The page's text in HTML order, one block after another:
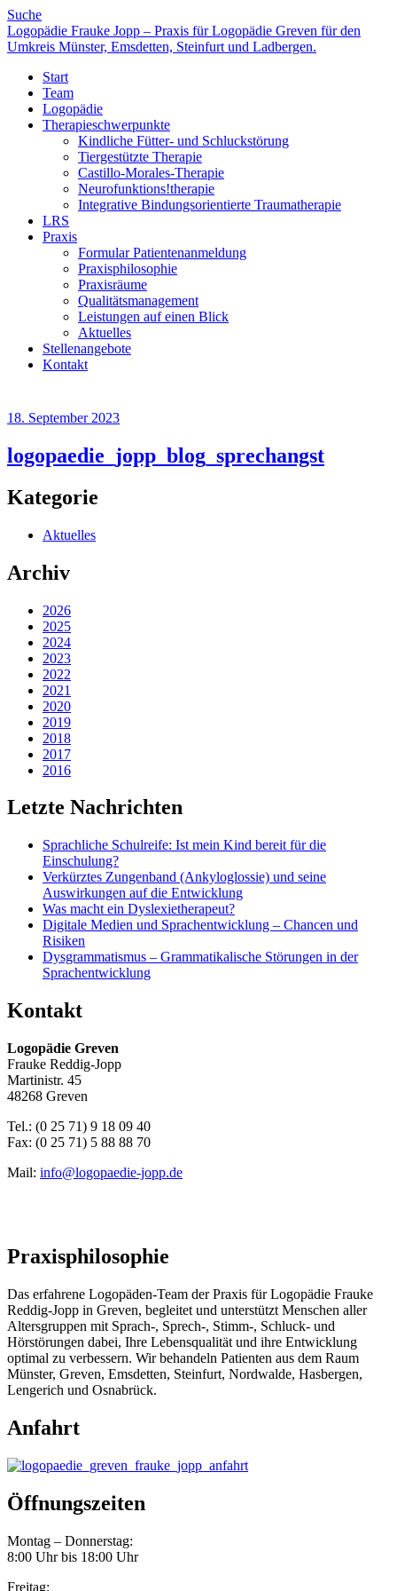
Suche
Logopädie Frauke Jopp – Praxis für Logopädie Greven für den
Umkreis Münster, Emsdetten, Steinfurt und Ladbergen.
Start
Team
Logopädie
Therapieschwerpunkte
Kindliche Fütter- und Schluckstörung
Tiergestützte Therapie
Castillo-Morales-Therapie
Neurofunktions!therapie
Integrative Bindungsorientierte Traumatherapie
LRS
Praxis
Formular Patientenanmeldung
Praxisphilosophie
Praxisräume
Qualitätsmanagement
Leistungen auf einen Blick
Aktuelles
Stellenangebote
Kontakt
18. September 2023
logopaedie_jopp_blog_sprechangst
Kategorie
Aktuelles
Archiv
2026
2025
2024
2023
2022
2021
2020
2019
2018
2017
2016
Letzte Nachrichten
Sprachliche Schulreife: Ist mein Kind bereit für die
Einschulung?
Verkürztes Zungenband (Ankyloglossie) und seine
Auswirkungen auf die Entwicklung
Was macht ein Dyslexietherapeut?
Digitale Medien und Sprachentwicklung – Chancen und
Risiken
Dysgrammatismus – Grammatikalische Störungen in der
Sprachentwicklung
Kontakt
Logopädie Greven
Frauke Reddig-Jopp
Martinistr. 45
48268 Greven
Tel.: (0 25 71) 9 18 09 40
Fax: (0 25 71) 5 88 88 70
Mail: info@logopaedie-jopp.de
Praxisphilosophie
Das erfahrene Logopäden-Team der Praxis für Logopädie Frauke
Reddig-Jopp in Greven, begleitet und unterstützt Menschen aller
Altersgruppen mit Sprach-, Sprech-, Stimm-, Schluck- und
Hörstörungen dabei, Ihre Lebensqualität und ihre Entwicklung
optimal zu verbessern. Wir behandeln Patienten aus dem Raum
Münster, Greven, Emsdetten, Steinfurt, Nordwalde, Hasbergen,
Lengerich und Osnabrück.
Anfahrt
Öffnungszeiten
Montag – Donnerstag:
8:00 Uhr bis 18:00 Uhr
Freitag: